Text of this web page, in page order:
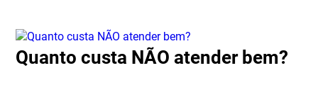
Quanto custa NÃO atender bem?